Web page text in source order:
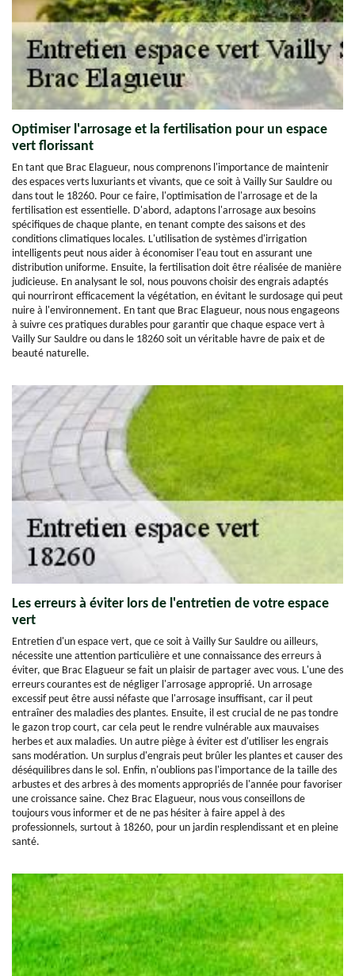
Optimiser l'arrosage et la fertilisation pour un espace
vert florissant
En tant que Brac Elagueur, nous comprenons l'importance de maintenir
des espaces verts luxuriants et vivants, que ce soit à Vailly Sur Sauldre ou
dans tout le 18260. Pour ce faire, l'optimisation de l'arrosage et de la
fertilisation est essentielle. D'abord, adaptons l'arrosage aux besoins
spécifiques de chaque plante, en tenant compte des saisons et des
conditions climatiques locales. L'utilisation de systèmes d'irrigation
intelligents peut nous aider à économiser l'eau tout en assurant une
distribution uniforme. Ensuite, la fertilisation doit être réalisée de manière
judicieuse. En analysant le sol, nous pouvons choisir des engrais adaptés
qui nourriront efficacement la végétation, en évitant le surdosage qui peut
nuire à l'environnement. En tant que Brac Elagueur, nous nous engageons
à suivre ces pratiques durables pour garantir que chaque espace vert à
Vailly Sur Sauldre ou dans le 18260 soit un véritable havre de paix et de
beauté naturelle.
Les erreurs à éviter lors de l'entretien de votre espace
vert
Entretien d'un espace vert, que ce soit à Vailly Sur Sauldre ou ailleurs,
nécessite une attention particulière et une connaissance des erreurs à
éviter, que Brac Elagueur se fait un plaisir de partager avec vous. L'une des
erreurs courantes est de négliger l'arrosage approprié. Un arrosage
excessif peut être aussi néfaste que l'arrosage insuffisant, car il peut
entraîner des maladies des plantes. Ensuite, il est crucial de ne pas tondre
le gazon trop court, car cela peut le rendre vulnérable aux mauvaises
herbes et aux maladies. Un autre piège à éviter est d'utiliser les engrais
sans modération. Un surplus d'engrais peut brûler les plantes et causer des
déséquilibres dans le sol. Enfin, n'oublions pas l'importance de la taille des
arbustes et des arbres à des moments appropriés de l'année pour favoriser
une croissance saine. Chez Brac Elagueur, nous vous conseillons de
toujours vous informer et de ne pas hésiter à faire appel à des
professionnels, surtout à 18260, pour un jardin resplendissant et en pleine
santé.